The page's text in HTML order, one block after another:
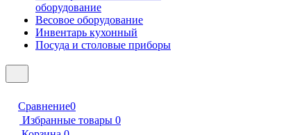
оборудование
Весовое оборудование
Инвентарь кухонный
Посуда и столовые приборы
Сравнение0
Избранные товары 0